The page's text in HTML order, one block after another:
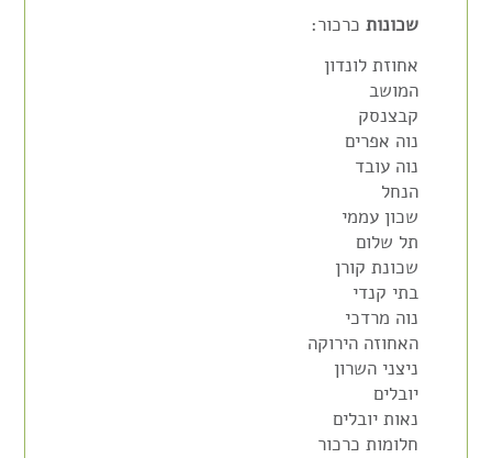
שכונות כרכור:
אחוזת לונדון
המושב
קבצנסק
נוה אפרים
נוה עובד
הנחל
שכון עממי
תל שלום
שכונת קורן
בתי קנדי
נוה מרדכי
האחוזה הירוקה
ניצני השרון
יובלים
נאות יובלים
חלומות כרכור